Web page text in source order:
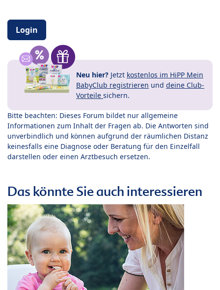
Login
Neu hier? Jetzt kostenlos im HiPP Mein
BabyClub registrieren und deine Club-
Vorteile sichern.
Bitte beachten: Dieses Forum bildet nur allgemeine
Informationen zum Inhalt der Fragen ab. Die Antworten sind
unverbindlich und können aufgrund der räumlichen Distanz
keinesfalls eine Diagnose oder Beratung für den Einzelfall
darstellen oder einen Arztbesuch ersetzen.
Das könnte Sie auch interessieren